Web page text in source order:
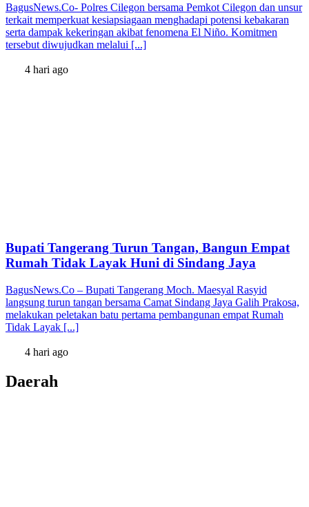
BagusNews.Co- Polres Cilegon bersama Pemkot Cilegon dan unsur
terkait memperkuat kesiapsiagaan menghadapi potensi kebakaran
serta dampak kekeringan akibat fenomena El Niño. Komitmen
tersebut diwujudkan melalui [...]
4 hari ago
Bupati Tangerang Turun Tangan, Bangun Empat
Rumah Tidak Layak Huni di Sindang Jaya
BagusNews.Co – Bupati Tangerang Moch. Maesyal Rasyid
langsung turun tangan bersama Camat Sindang Jaya Galih Prakosa,
melakukan peletakan batu pertama pembangunan empat Rumah
Tidak Layak [...]
4 hari ago
Daerah